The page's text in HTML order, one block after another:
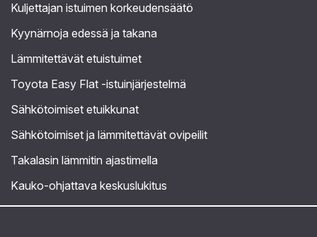
Kuljettajan istuimen korkeudensäätö
Kyynärnoja edessä ja takana
Lämmitettävät etuistuimet
Toyota Easy Flat -istuinjärjestelmä
Sähkötoimiset etuikkunat
Sähkötoimiset ja lämmitettävät ovipeilit
Takalasin lämmitin ajastimella
Kauko-ohjattava keskuslukitus